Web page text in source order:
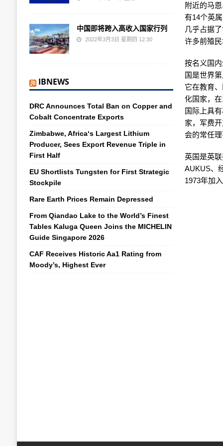
附近的马
有14个英
几乎占据
许多前殖
按名义国
国是世界
它在教育
化国家，
国际上具
家，军费
会的常任
英国是英
AUKUS、
1973年加
中国即将跨入高收入国家行列
2022年3月3日 星期四 12:30
IBNEWS
DRC Announces Total Ban on Copper and
Cobalt Concentrate Exports
Zimbabwe, Africa‘s Largest Lithium
Producer, Sees Export Revenue Triple in
First Half
EU Shortlists Tungsten for First Strategic
Stockpile
Rare Earth Prices Remain Depressed
From Qiandao Lake to the World’s Finest
Tables Kaluga Queen Joins the MICHELIN
Guide Singapore 2026
CAF Receives Historic Aa1 Rating from
Moody’s, Highest Ever